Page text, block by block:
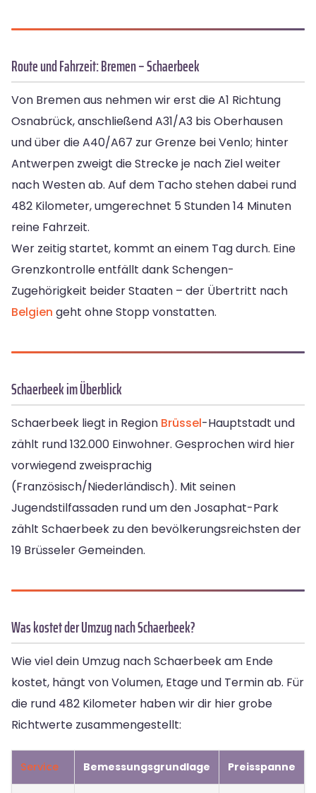
Route und Fahrzeit: Bremen – Schaerbeek
Von Bremen aus nehmen wir erst die A1 Richtung
Osnabrück, anschließend A31/A3 bis Oberhausen
und über die A40/A67 zur Grenze bei Venlo; hinter
Antwerpen zweigt die Strecke je nach Ziel weiter
nach Westen ab. Auf dem Tacho stehen dabei rund
482 Kilometer, umgerechnet 5 Stunden 14 Minuten
reine Fahrzeit.
Wer zeitig startet, kommt an einem Tag durch. Eine
Grenzkontrolle entfällt dank Schengen-
Zugehörigkeit beider Staaten – der Übertritt nach
Belgien geht ohne Stopp vonstatten.
Schaerbeek im Überblick
Schaerbeek liegt in Region Brüssel-Hauptstadt und
zählt rund 132.000 Einwohner. Gesprochen wird hier
vorwiegend zweisprachig
(Französisch/Niederländisch). Mit seinen
Jugendstilfassaden rund um den Josaphat-Park
zählt Schaerbeek zu den bevölkerungsreichsten der
19 Brüsseler Gemeinden.
Was kostet der Umzug nach Schaerbeek?
Wie viel dein Umzug nach Schaerbeek am Ende
kostet, hängt von Volumen, Etage und Termin ab. Für
die rund 482 Kilometer haben wir dir hier grobe
Richtwerte zusammengestellt:
Service Bemessungsgrundlage Preisspanne